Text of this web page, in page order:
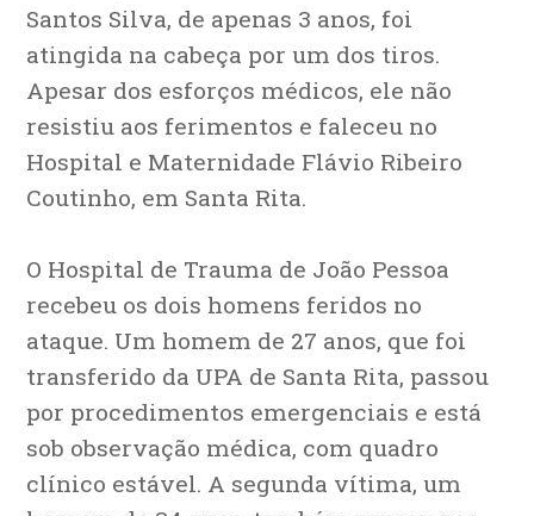
Santos Silva, de apenas 3 anos, foi
atingida na cabeça por um dos tiros.
Apesar dos esforços médicos, ele não
resistiu aos ferimentos e faleceu no
Hospital e Maternidade Flávio Ribeiro
Coutinho, em Santa Rita.
O Hospital de Trauma de João Pessoa
recebeu os dois homens feridos no
ataque. Um homem de 27 anos, que foi
transferido da UPA de Santa Rita, passou
por procedimentos emergenciais e está
sob observação médica, com quadro
clínico estável. A segunda vítima, um